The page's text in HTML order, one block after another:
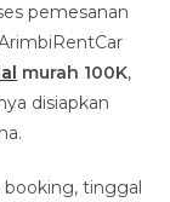
pemesanan
murah 100K,
disiapkan
tinggal